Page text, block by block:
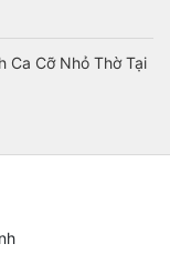
Ca Cỡ Nhỏ Thờ Tại